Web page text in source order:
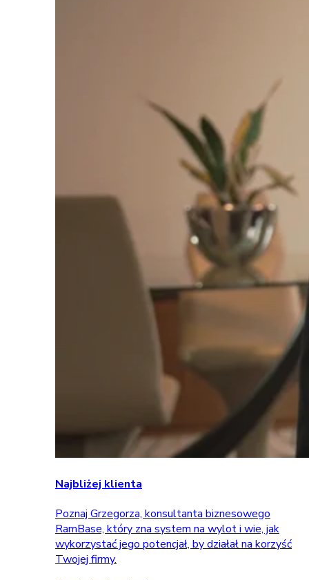
Najbliżej klienta
Poznaj Grzegorza, konsultanta biznesowego
RamBase, który zna system na wylot i wie, jak
wykorzystać jego potencjał, by działał na korzyść
Twojej firmy.